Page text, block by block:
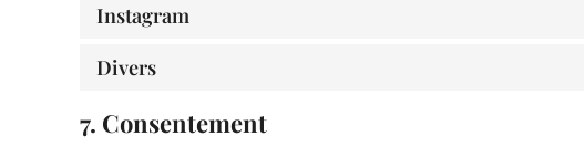
Instagram
Divers
7. Consentement